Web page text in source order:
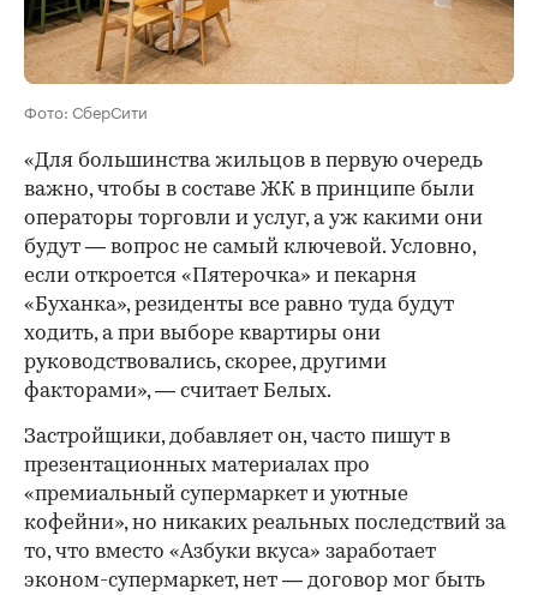
Фото: СберСити
«Для большинства жильцов в первую очередь
важно, чтобы в составе ЖК в принципе были
операторы торговли и услуг, а уж какими они
будут — вопрос не самый ключевой. Условно,
если откроется «Пятерочка» и пекарня
«Буханка», резиденты все равно туда будут
ходить, а при выборе квартиры они
руководствовались, скорее, другими
факторами», — считает Белых.
Застройщики, добавляет он, часто пишут в
презентационных материалах про
«премиальный супермаркет и уютные
кофейни», но никаких реальных последствий за
то, что вместо «Азбуки вкуса» заработает
эконом-супермаркет, нет — договор мог быть